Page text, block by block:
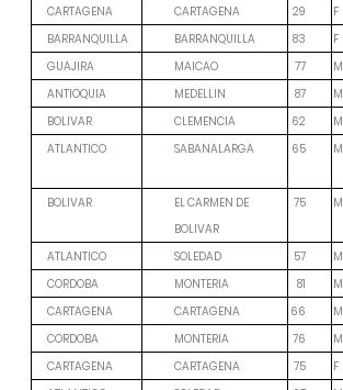
CARTAGENA
CARTAGENA 29 F
BARRANQUILLA
BARRANQUILLA 83 F
GUAJIRA
MAICAO 77 M
ANTIOQUIA
MEDELLIN 87 M
BOLIVAR
CLEMENCIA 62 M
ATLANTICO
SABANALARGA 65 M
BOLIVAR
EL CARMEN DE
BOLIVAR
75 M
ATLANTICO SOLEDAD 57 M
CORDOBA
MONTERIA 81 M
CARTAGENA
CARTAGENA 66 M
CORDOBA
MONTERIA 76 M
CARTAGENA
CARTAGENA 75 F